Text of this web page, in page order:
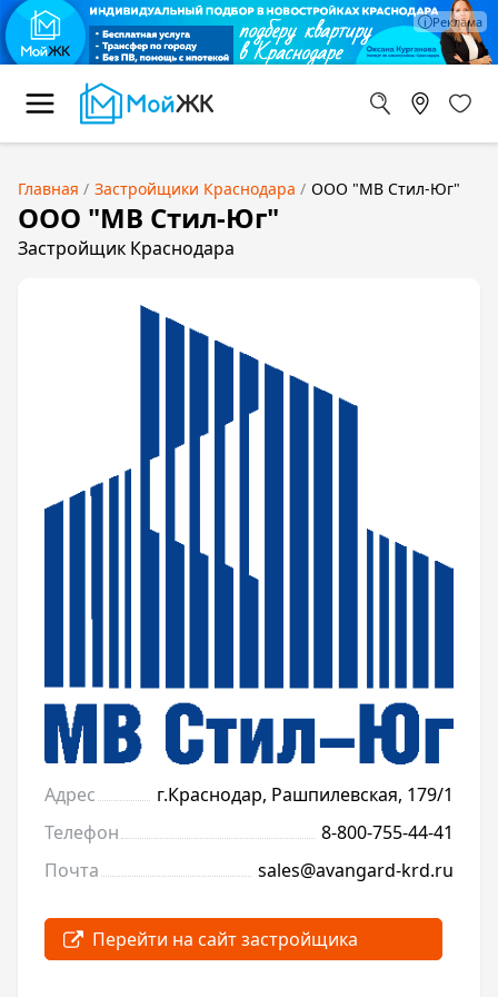
Главная Застройщики Краснодара ООО "МВ Стил-Юг"
ООО "МВ Стил-Юг"
Застройщик Краснодара
Адрес
г.Краснодар, Рашпилевская, 179/1
Телефон
8-800-755-44-41
Почта
sales@avangard-krd.ru